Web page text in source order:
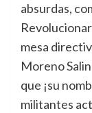
absurdas,
mesa
Moreno
que ¡su
militantes